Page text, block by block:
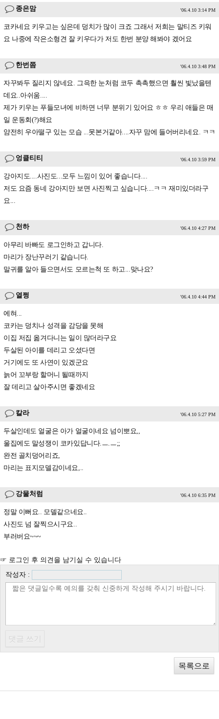
종은맘 '06.4.10 3:14 PM
코카네요 키우고는 싶은데 덩치가 많이 크죠 그래서 저희는 말티즈 키워
요 나중에 작은소형견 잘 키우다가 저도 한번 분양 해봐야 겠어요
한번쯤 '06.4.10 3:48 PM
자꾸봐두 질리지 않네요. 그윽한 눈처럼 코두 촉촉했으면 훨씬 빛났을텐
데요..아쉬움....
제가 키우는 푸들모녀에 비하면 너무 분위기 있어요 ㅎㅎ 우리 애들은 매
일 운동회(?)해요
얌전히 우아떨구 있는 모습 ...못본거같아....자꾸 맘에 들어버리네요. ㅋㅋ
엉클티티 '06.4.10 3:59 PM
강아지도....사진도...모두 느낌이 있어 좋습니다....
저도 요즘 동네 강아지만 보면 사진찍고 싶습니다....ㅋㅋ 재미있더라구
요...
천하 '06.4.10 4:27 PM
아무리 바빠도 로그인하고 갑니다.
마리가 장난꾸러기 같습니다.
말귀를 알아 들으면서도 모르는척 또 하고...맞나요?
열쩡 '06.4.10 4:44 PM
에혀...
코카는 덩치나 성격을 감당을 못해
이집 저집 옮겨다니는 일이 많더라구요
두살된 아이를 데리고 오셨다면
거기에도 또 사연이 있겠군요
늙어 꼬부랑 할머니 될때까지
잘 데리고 살아주시면 좋겠네요
칼라 '06.4.10 5:27 PM
두살인데도 얼굴은 아가 얼굴이네요 넘이뽀요,,
울집에도 말성쟁이 코카있답니다.ㅡ.ㅡ;;
완전 골치덩어리죠,
마리는 표지모델감이네요,..
강물처럼 '06.4.10 6:35 PM
정말 이뻐요.. 모델같으네요..
사진도 넘 잘찍으시구요..
부러버요~~~
☞ 로그인 후 의견을 남기실 수 있습니다
작성자 :
목록으로